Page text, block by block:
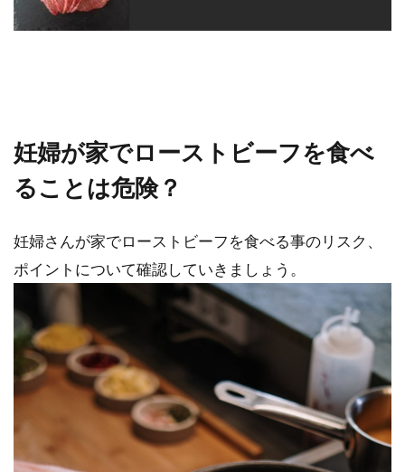
妊婦が家でローストビーフを食べ
ることは危険？
妊婦さんが家でローストビーフを食べる事のリスク、
ポイントについて確認していきましょう。